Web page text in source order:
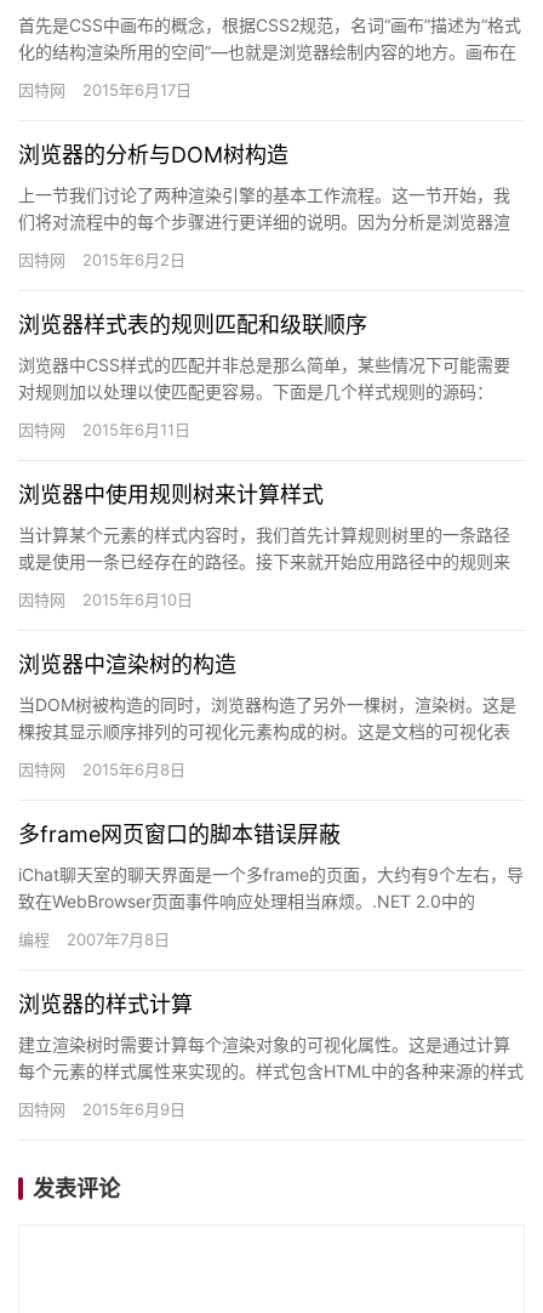
首先是CSS中画布的概念，根据CSS2规范，名词“画布”描述为“格式
化的结构渲染所用的空间”—也就是浏览器绘制内容的地方。画布在
空间的每个维度上都是无限的，但浏览器会基…
因特网 2015年6月17日
浏览器的分析与DOM树构造
上一节我们讨论了两种渲染引擎的基本工作流程。这一节开始，我
们将对流程中的每个步骤进行更详细的说明。因为分析是浏览器渲
染引擎里非常重要的过程，我们会更深入的关注一下它里面的细
节。我们…
因特网 2015年6月2日
浏览器样式表的规则匹配和级联顺序
浏览器中CSS样式的匹配并非总是那么简单，某些情况下可能需要
对规则加以处理以使匹配更容易。下面是几个样式规则的源码：
一、 CSS规则，可能在外联样式表也可能在样式元素里面：p {c…
因特网 2015年6月11日
浏览器中使用规则树来计算样式
当计算某个元素的样式内容时，我们首先计算规则树里的一条路径
或是使用一条已经存在的路径。接下来就开始应用路径中的规则来
填充我们新的样式内容的结构。我们从路径的底部结点开始
&#8212…
因特网 2015年6月10日
浏览器中渲染树的构造
当DOM树被构造的同时，浏览器构造了另外一棵树，渲染树。这是
棵按其显示顺序排列的可视化元素构成的树。这是文档的可视化表
现。这棵树的用途是允许以正确顺序绘制内容。Firefox把渲染…
因特网 2015年6月8日
多frame网页窗口的脚本错误屏蔽
iChat聊天室的聊天界面是一个多frame的页面，大约有9个左右，导
致在WebBrowser页面事件响应处理相当麻烦。.NET 2.0中的
WebBrowser控件的Documen…
编程 2007年7月8日
浏览器的样式计算
建立渲染树时需要计算每个渲染对象的可视化属性。这是通过计算
每个元素的样式属性来实现的。样式包含HTML中的各种来源的样式
单，内联样式和可视化属性。后者被转换来匹配CSS样式属性。最…
因特网 2015年6月9日
发表评论